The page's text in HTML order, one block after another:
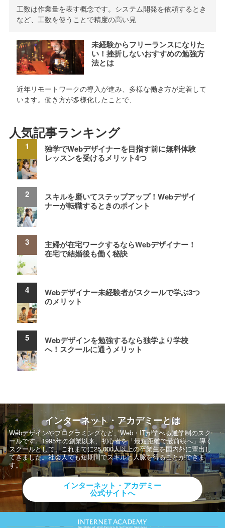
工数は作業量を表す概念です。システム開発を依頼するとき
など、工数を使うことで精度の高い見
未経験からフリーランスになりた
い！挫折しないおすすめの勉強方
法とは
近年リモートワークの導入が進み、多様な働き方が定着して
います。働き方が多様化したことで、
人気記事ランキング
独学でWebデザイナーを目指す前に無料体験
レッスンを受けるメリット4つ
スキルを磨いてステップアップ！Webデザイ
ナーが転職するときのポイント
主婦が在宅ワークするならWebデザイナー！
在宅で結婚後も働く秘訣
Webデザイナー未経験者がスクールで学ぶ3つ
のメリット
Webデザインを勉強するなら独学より学校
へ！スクールに通うメリット
インターネット・アカデミーとは
Webデザインやプログラミングなど、Web・ITが学べる通学制のスク
ールです。1995年の創業以来、初心者を「最短距離で最前線へ」導く
スクールとして、これまでに25,000人以上の卒業生を国内外に輩出し
てきました。社会人でも短期間でスキルと人脈を得ることができま
す。
インターネット・アカデミー
公式サイトへ